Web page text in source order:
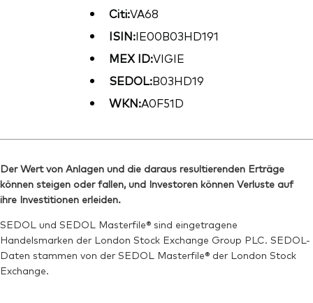
Citi:VA68
ISIN:IE00B03HD191
MEX ID:VIGIE
SEDOL:B03HD19
WKN:A0F51D
Der Wert von Anlagen und die daraus resultierenden Erträge
können steigen oder fallen, und Investoren können Verluste auf
ihre Investitionen erleiden.
SEDOL und SEDOL Masterfile® sind eingetragene
Handelsmarken der London Stock Exchange Group PLC. SEDOL-
Daten stammen von der SEDOL Masterfile® der London Stock
Exchange.